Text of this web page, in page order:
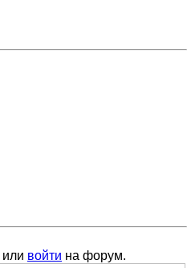
или войти на форум.